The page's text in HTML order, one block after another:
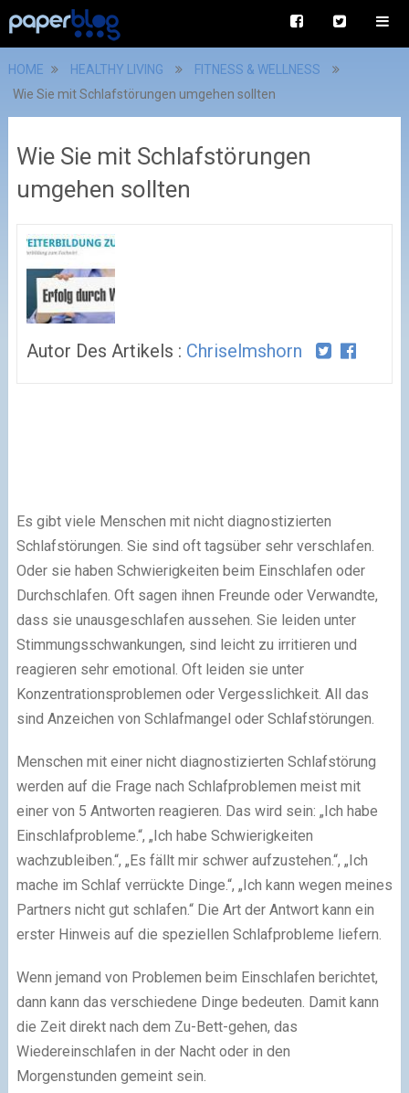
HOME HEALTHY LIVING
FITNESS & WELLNESS
Wie Sie mit Schlafstörungen umgehen sollten
Wie Sie mit Schlafstörungen
umgehen sollten
Autor Des Artikels : Chriselmshorn
Es gibt viele Menschen mit nicht diagnostizierten
Schlafstörungen. Sie sind oft tagsüber sehr verschlafen.
Oder sie haben Schwierigkeiten beim Einschlafen oder
Durchschlafen. Oft sagen ihnen Freunde oder Verwandte,
dass sie unausgeschlafen aussehen. Sie leiden unter
Stimmungsschwankungen, sind leicht zu irritieren und
reagieren sehr emotional. Oft leiden sie unter
Konzentrationsproblemen oder Vergesslichkeit. All das
sind Anzeichen von Schlafmangel oder Schlafstörungen.
Menschen mit einer nicht diagnostizierten Schlafstörung
werden auf die Frage nach Schlafproblemen meist mit
einer von 5 Antworten reagieren. Das wird sein: „Ich habe
Einschlafprobleme.“, „Ich habe Schwierigkeiten
wachzubleiben.“, „Es fällt mir schwer aufzustehen.“, „Ich
mache im Schlaf verrückte Dinge.“, „Ich kann wegen meines
Partners nicht gut schlafen.“ Die Art der Antwort kann ein
erster Hinweis auf die speziellen Schlafprobleme liefern.
Wenn jemand von Problemen beim Einschlafen berichtet,
dann kann das verschiedene Dinge bedeuten. Damit kann
die Zeit direkt nach dem Zu-Bett-gehen, das
Wiedereinschlafen in der Nacht oder in den
Morgenstunden gemeint sein.